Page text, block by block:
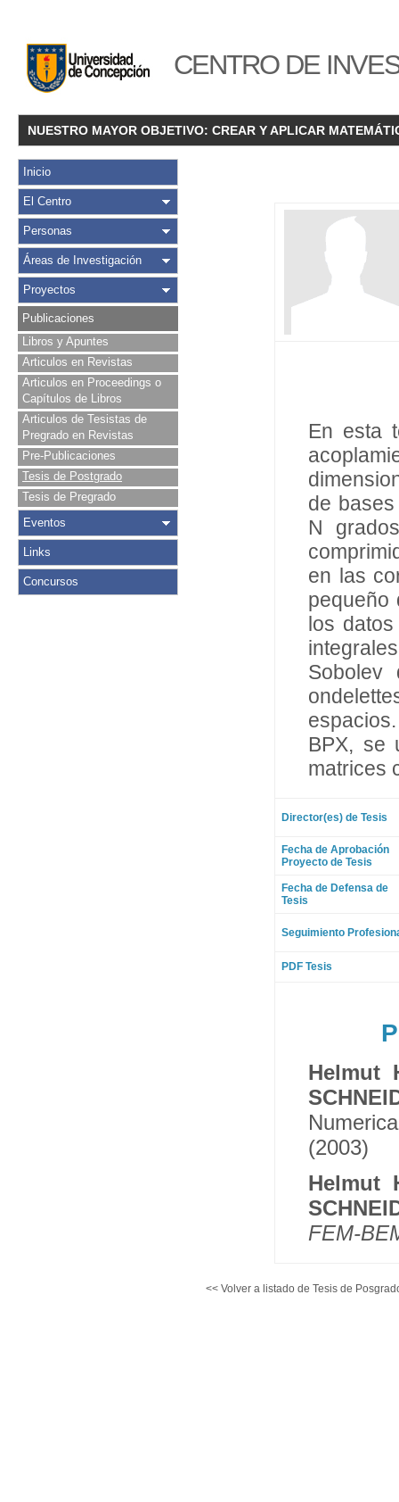
CENTRO DE
NUESTRO MAYOR OBJETIVO: CREAR Y APLICAR
Inicio
El Centro
Personas
Áreas de Investigación
Proyectos
Publicaciones
Libros y Apuntes
Articulos en Revistas
Articulos en Proceedings o
Capítulos de Libros
Articulos de Tesistas de
Pregrado en Revistas
Pre-Publicaciones
Tesis de Postgrado
Tesis de Pregrado
Eventos
Links
Concursos
En esta
de
N
en las
pequeño
los
Sobolev
BPX, se
matrices
Director(es) de Tesis
Fecha de Aprobación
Proyecto de Tesis
Fecha de Defensa de
Tesis
Seguimiento
PDF Tesis
Helmut
(2003)
Helmut
FEM-
<< Volver a listado de Tesis de